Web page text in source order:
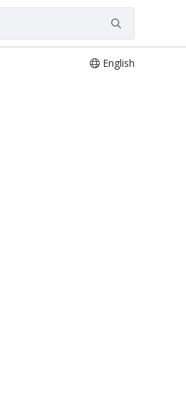
English